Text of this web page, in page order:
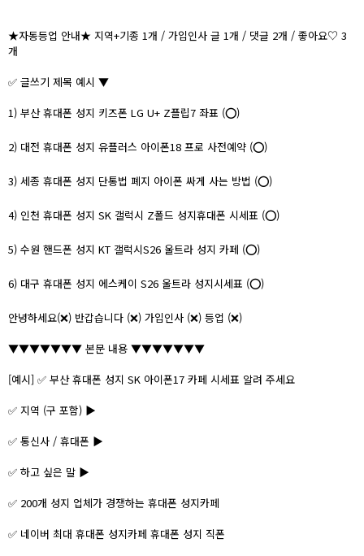
★자동등업 안내★ 지역+기종 1개 / 가입인사 글 1개 / 댓글 2개 / 좋아요♡ 3
개
✅ 글쓰기 제목 예시 ▼
1) 부산 휴대폰 성지 키즈폰 LG U+ Z플립7 좌표 (⭕)
2) 대전 휴대폰 성지 유플러스 아이폰18 프로 사전예약 (⭕)
3) 세종 휴대폰 성지 단통법 폐지 아이폰 싸게 사는 방법 (⭕)
4) 인천 휴대폰 성지 SK 갤럭시 Z폴드 성지휴대폰 시세표 (⭕)
5) 수원 핸드폰 성지 KT 갤럭시S26 울트라 성지 카페 (⭕)
6) 대구 휴대폰 성지 에스케이 S26 울트라 성지시세표 (⭕)
안녕하세요(❌) 반갑습니다 (❌) 가입인사 (❌) 등업 (❌)
▼▼▼▼▼▼▼ 본문 내용 ▼▼▼▼▼▼▼
[예시] ✅ 부산 휴대폰 성지 SK 아이폰17 카페 시세표 알려 주세요
✅ 지역 (구 포함) ▶
✅ 통신사 / 휴대폰 ▶
✅ 하고 싶은 말 ▶
✅ 200개 성지 업체가 경쟁하는 휴대폰 성지카페
✅ 네이버 최대 휴대폰 성지카페 휴대폰 성지 직폰